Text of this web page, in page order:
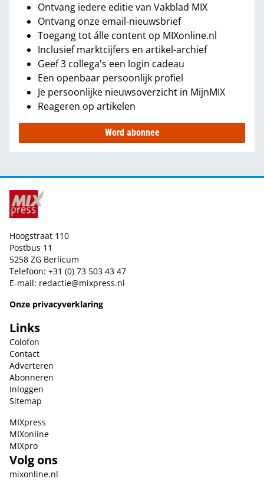
Ontvang iedere editie van Vakblad MIX
Ontvang onze email-nieuwsbrief
Toegang tot álle content op MIXonline.nl
Inclusief marktcijfers en artikel-archief
Geef 3 collega's een login cadeau
Een openbaar persoonlijk profiel
Je persoonlijke nieuwsoverzicht in MijnMIX
Reageren op artikelen
Word abonnee
Hoogstraat 110
Postbus 11
5258 ZG Berlicum
Telefoon: +31 (0) 73 503 43 47
E-mail: redactie@mixpress.nl
Onze privacyverklaring
Links
Colofon
Contact
Adverteren
Abonneren
Inloggen
Sitemap
MIXpress
MIXonline
MIXpro
Volg ons
mixonline.nl